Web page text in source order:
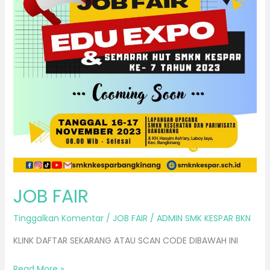
JOB FAIR
Tinggalkan Komentar / JOB FAIR / ADMIN SMK KESPAR BKN
KLINK DAFTAR SEKARANG ATAU SCAN CODE DIBAWAH INI